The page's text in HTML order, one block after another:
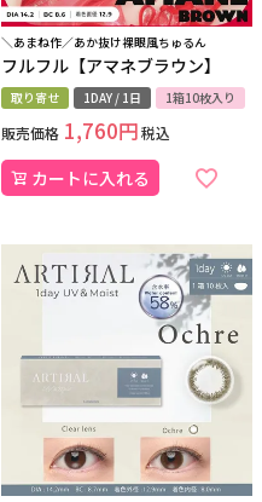
＼あまね作／あか抜け裸眼風ちゅるん
フルフル【アマネブラウン】
取り寄せ 1DAY / 1日 1箱10枚入り
販売価格 1,760 税込
カートに入れる